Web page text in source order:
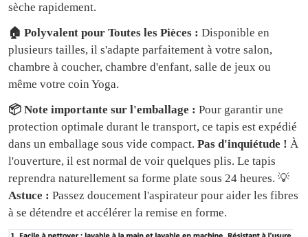
sèche rapidement.
🏠 Polyvalent pour Toutes les Pièces : Disponible en
plusieurs tailles, il s'adapte parfaitement à votre salon,
chambre à coucher, chambre d'enfant, salle de jeux ou
même votre coin Yoga.
📦 Note importante sur l'emballage : Pour garantir une
protection optimale durant le transport, ce tapis est expédié
dans un emballage sous vide compact. Pas d'inquiétude ! À
l'ouverture, il est normal de voir quelques plis. Le tapis
reprendra naturellement sa forme plate sous 24 heures. 💡
Astuce : Passez doucement l'aspirateur pour aider les fibres
à se détendre et accélérer la remise en forme.